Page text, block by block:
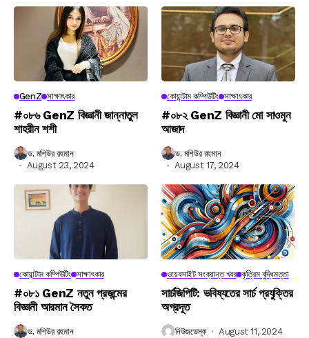
GenZ সাক্ষাৎকার
#০৮৬ GenZ বিজ্ঞানী জান্নাতুল
শাহরীন শশী
ড. মশিউর রহমান
August 23, 2024
কোয়ান্টাম কম্পিউটিং সাক্ষাৎকার
#০৮২ GenZ বিজ্ঞানী মো সাওমুন
আজাদ
ড. মশিউর রহমান
August 17, 2024
কোয়ান্টাম কম্পিউটিং সাক্ষাৎকার
#০৮১ GenZ নতুন প্রজন্মের
বিজ্ঞানী আরমান সৈকত
ড. মশিউর রহমান
ওয়েবসাইট সংক্রান্ত খবর কৃত্রিম বুদ্ধিমত্তা
সার্চজিপিটি: ভবিষ্যতের সার্চ প্রযুক্তির
অগ্রদূত
নিউজডেস্ক August 11, 2024